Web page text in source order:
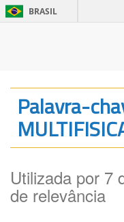
BRASIL
Palavra-
Utilizada por 7
de relevância